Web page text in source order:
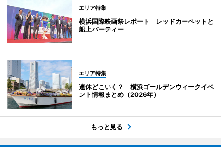
エリア特集
横浜国際映画祭レポート レッドカーペットと
船上パーティー
エリア特集
連休どこいく？ 横浜ゴールデンウィークイベ
ント情報まとめ（2026年）
もっと見る